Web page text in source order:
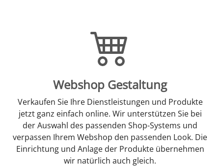
Webshop Gestaltung
Verkaufen Sie Ihre Dienstleistungen und Produkte
jetzt ganz einfach online. Wir unterstützen Sie bei
der Auswahl des passenden Shop-Systems und
verpassen Ihrem Webshop den passenden Look. Die
Einrichtung und Anlage der Produkte übernehmen
wir natürlich auch gleich.